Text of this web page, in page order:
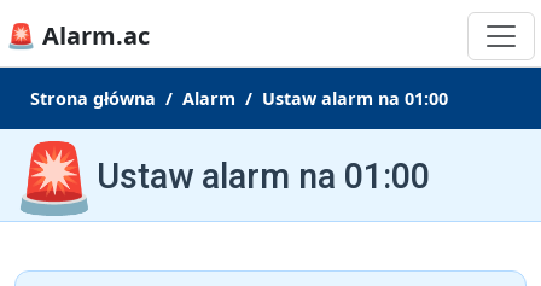
🚨 Alarm.ac
Strona główna Alarm Ustaw alarm na 01:00
🚨 Ustaw alarm na 01:00